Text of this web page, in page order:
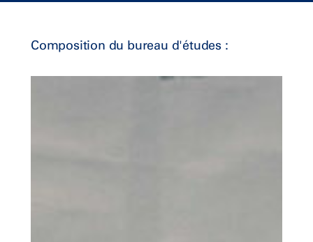
Composition du bureau d'études :